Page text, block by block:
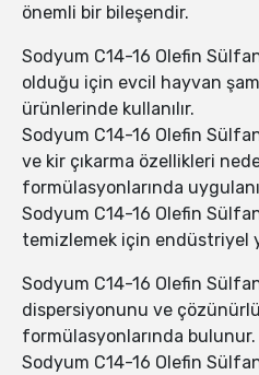
önemli bir bileşendir.
Sodyum C14-16 Olefin
olduğu için evcil hayvan
ürünlerinde kullanılır.
Sodyum C14-16 Olefin
ve kir çıkarma özellikleri
formülasyonlarında
Sodyum C14-16 Olefin
temizlemek için endüstriyel
Sodyum C14-16 Olefin
dispersiyonunu ve
formülasyonlarında bulunur.
Sodyum C14-16 Olefin